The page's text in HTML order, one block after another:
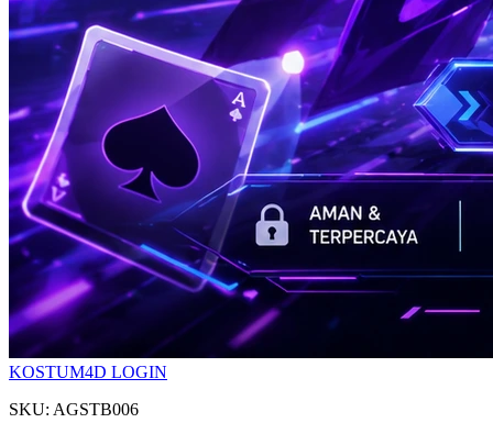
KOSTUM4D LOGIN
SKU: AGSTB006